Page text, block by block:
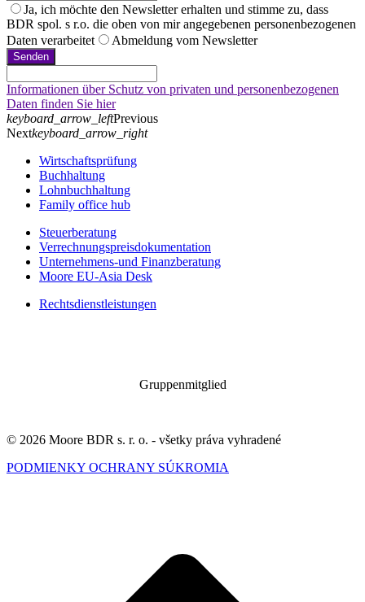
Ja, ich möchte den Newsletter erhalten und stimme zu, dass
BDR spol. s r.o. die oben von mir angegebenen personenbezogenen
Daten verarbeitet
Abmeldung vom Newsletter
Senden
Informationen über Schutz von privaten und personenbezogenen
Daten finden Sie hier
keyboard_arrow_leftPrevious
Nextkeyboard_arrow_right
Wirtschaftsprüfung
Buchhaltung
Lohnbuchhaltung
Family office hub
Steuerberatung
Verrechnungspreisdokumentation
Unternehmens-und Finanzberatung
Moore EU-Asia Desk
Rechtsdienstleistungen
Gruppenmitglied
© 2026 Moore BDR s. r. o. - všetky práva vyhradené
PODMIENKY OCHRANY SÚKROMIA